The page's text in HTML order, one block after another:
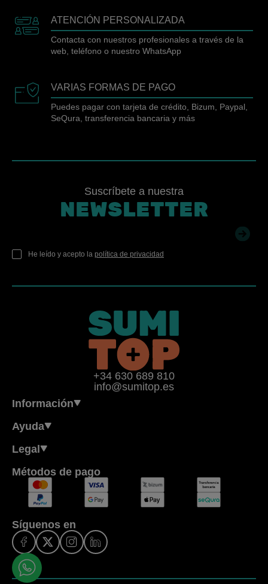
ATENCIÓN PERSONALIZADA
Contacta con nuestros profesionales a través de la
web, teléfono o nuestro WhatsApp
VARIAS FORMAS DE PAGO
Puedes pagar con tarjeta de crédito, Bizum, Paypal,
SeQura, transferencia bancaria y más
Suscríbete a nuestra
NEWSLETTER
He leído y acepto la política de privacidad
+34 630 689 810
info@sumitop.es
Información
Ayuda
Legal
Métodos de pago
Síguenos en